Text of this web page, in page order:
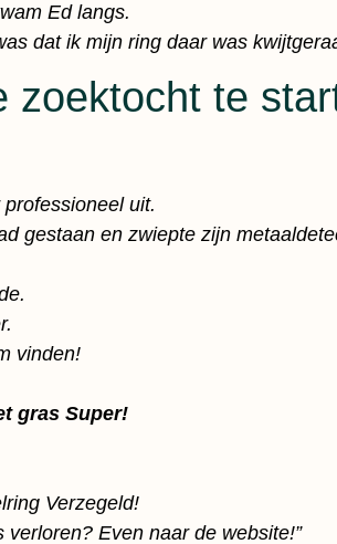
Ed langs.
dat ik mijn ring daar was
zoektocht te
uit.
gestaan en zwiepte zijn
vinden!
gras Super!
Verzegeld!
Even naar de website!”